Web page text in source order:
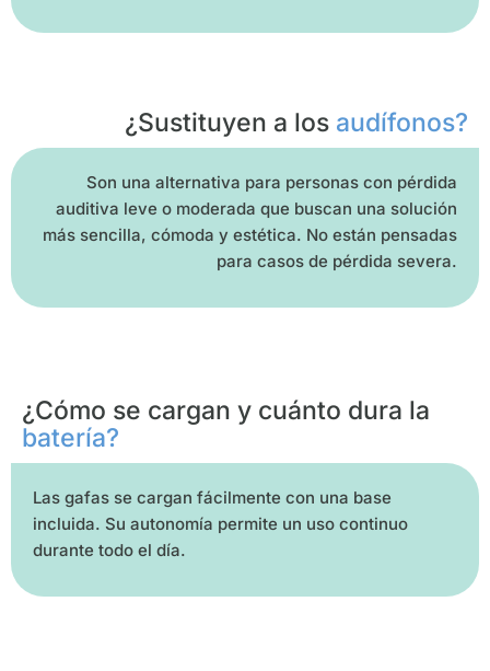
¿Sustituyen a los audífonos?
Son una alternativa para personas con pérdida
auditiva leve o moderada que buscan una solución
más sencilla, cómoda y estética. No están pensadas
para casos de pérdida severa.
Las gafas se cargan fácilmente con una base
incluida. Su autonomía permite un uso continuo
durante todo el día.
¿Cómo se cargan y cuánto dura la
batería?